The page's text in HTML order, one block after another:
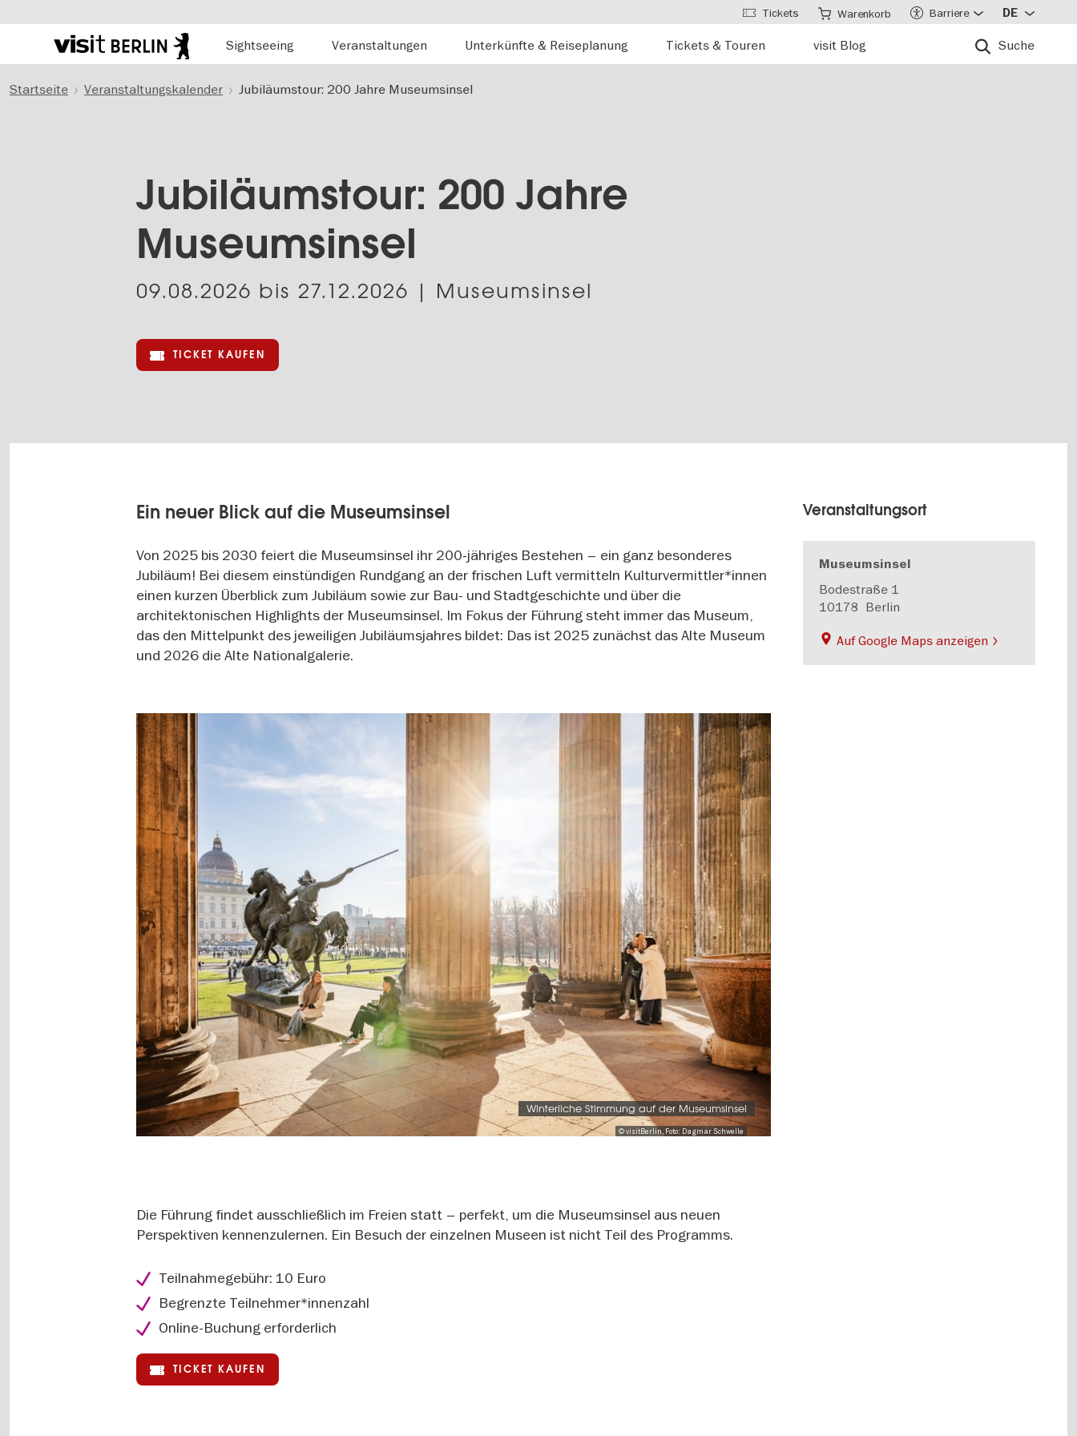
zum
Berlins
Tourismusportal
Sightseeing
Veranstaltungen Unterkünfte & Reiseplanung Tickets & Touren visit Blog Suche
Tickets Warenkorb Barriere DE
Startseite Veranstaltungskalender Jubiläumstour: 200 Jahre Museumsinsel
Jubiläumstour: 200 Jahre
Museumsinsel
09.08.2026 bis27.12.2026 | Museumsinsel
TICKET KAUFEN
Ein neuer Blick auf die Museumsinsel
Von 2025 bis 2030 feiert die Museumsinsel ihr 200-jähriges Bestehen – ein ganz besonderes
Jubiläum! Bei diesem einstündigen Rundgang an der frischen Luft vermitteln Kulturvermittler*innen
einen kurzen Überblick zum Jubiläum sowie zur Bau- und Stadtgeschichte und über die
architektonischen Highlights der Museumsinsel. Im Fokus der Führung steht immer das Museum,
das den Mittelpunkt des jeweiligen Jubiläumsjahres bildet: Das ist 2025 zunächst das Alte Museum
und 2026 die Alte Nationalgalerie.
Image
gallery
© visitBerlin, Foto: Dagmar Schwelle
Winterliche Stimmung auf der Museumsinsel
Veranstaltungsort
Museumsinsel
Bodestraße 1
10178 Berlin
Auf Google Maps anzeigen
Die Führung findet ausschließlich im Freien statt – perfekt, um die Museumsinsel aus neuen
Perspektiven kennenzulernen. Ein Besuch der einzelnen Museen ist nicht Teil des Programms.
Teilnahmegebühr: 10 Euro
Begrenzte Teilnehmer*innenzahl
Online-Buchung erforderlich
TICKET KAUFEN